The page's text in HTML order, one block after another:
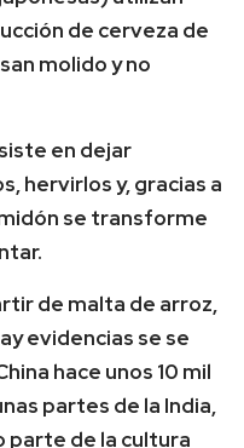
de cerveza de
molido y no
en dejar
hervirlos y, gracias a
se transforme
de malta de arroz,
evidencias se se
hace unos 10 mil
partes de la India,
parte de la cultura